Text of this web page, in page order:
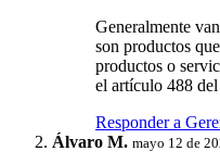
Generalmente
son productos
productos o
el artículo 488
Responder a
Álvaro M. mayo 12 de